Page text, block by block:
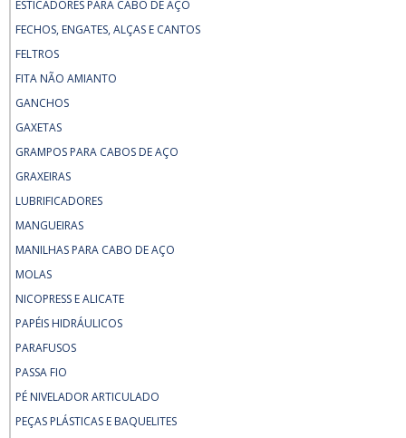
ESTICADORES PARA CABO DE AÇO
FECHOS, ENGATES, ALÇAS E CANTOS
FELTROS
FITA NÃO AMIANTO
GANCHOS
GAXETAS
GRAMPOS PARA CABOS DE AÇO
GRAXEIRAS
LUBRIFICADORES
MANGUEIRAS
MANILHAS PARA CABO DE AÇO
MOLAS
NICOPRESS E ALICATE
PAPÉIS HIDRÁULICOS
PARAFUSOS
PASSA FIO
PÉ NIVELADOR ARTICULADO
PEÇAS PLÁSTICAS E BAQUELITES